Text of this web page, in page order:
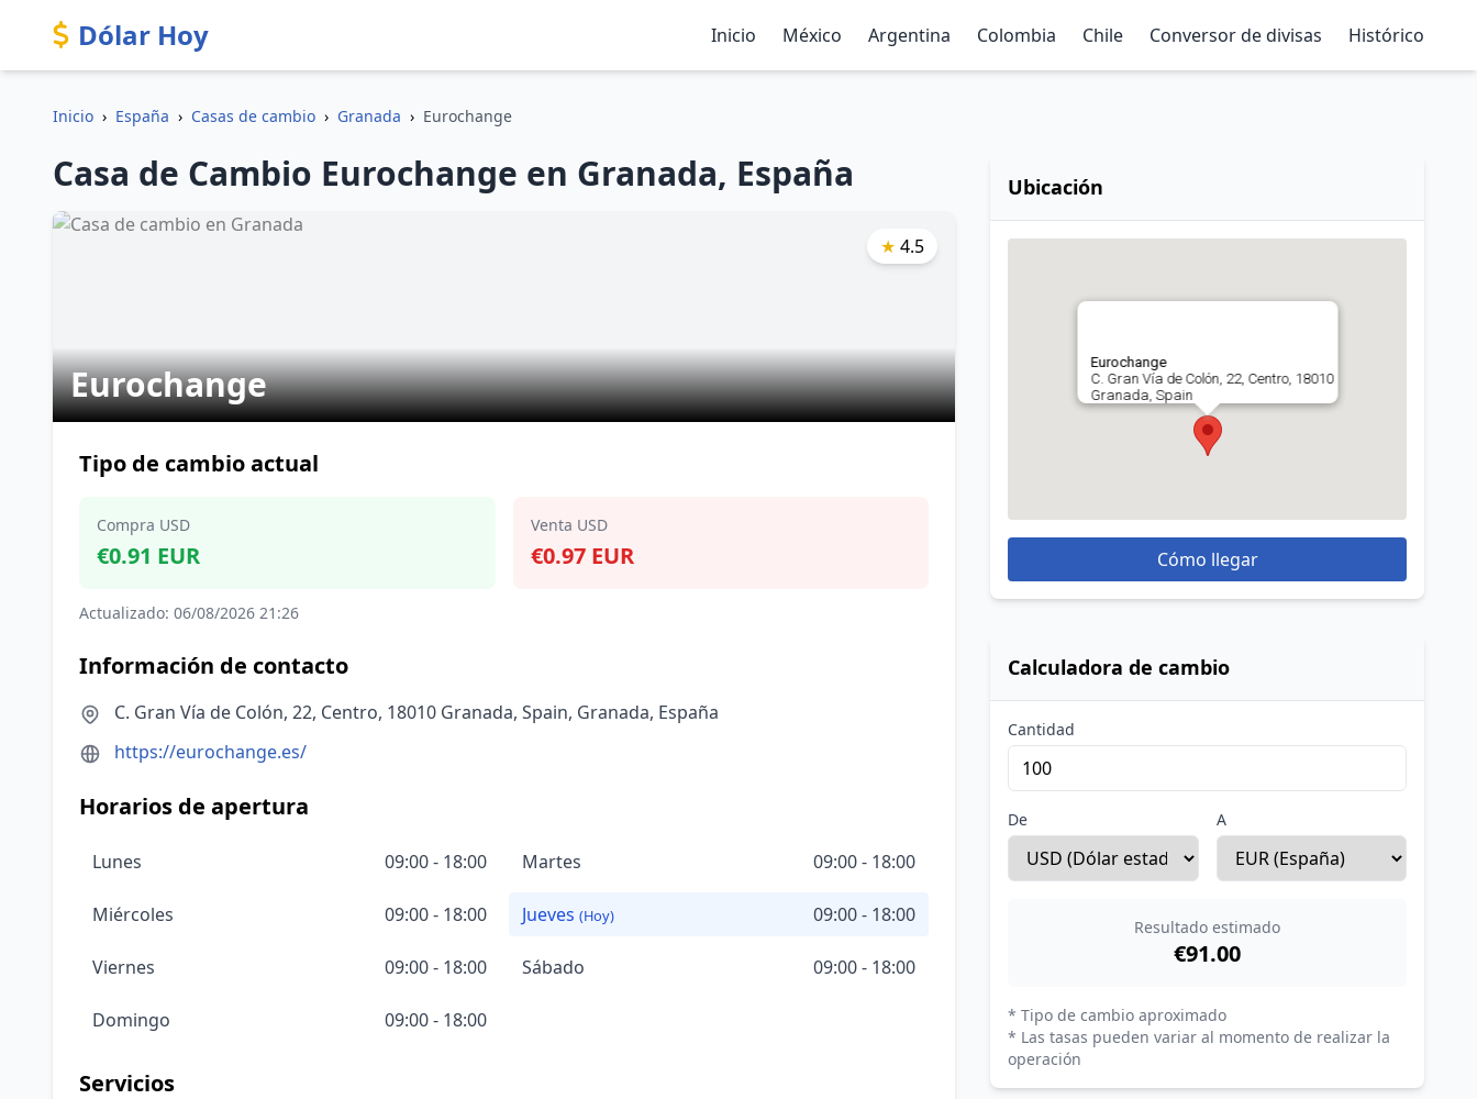
Dólar Hoy Inicio México Argentina Colombia Chile Conversor de divisas Histórico
Inicio › España › Casas de cambio › Granada › Eurochange
Casa de Cambio Eurochange en Granada, España
Eurochange
★ 4.5
Tipo de cambio actual
Compra USD
€0.91 EUR
Venta USD
€0.97 EUR
Actualizado: 06/08/2026 21:26
Información de contacto
C. Gran Vía de Colón, 22, Centro, 18010 Granada, Spain, Granada, España
https://eurochange.es/
Horarios de apertura
Lunes 09:00 - 18:00 Martes 09:00 - 18:00
Miércoles 09:00 - 18:00 Jueves (Hoy) 09:00 - 18:00
Viernes 09:00 - 18:00 Sábado 09:00 - 18:00
Domingo 09:00 - 18:00
Servicios
Ubicación
Eurochange
C. Gran Vía de Colón, 22, Centro, 18010
Granada, Spain
Cómo llegar
Calculadora de cambio
Cantidad
De A
Resultado estimado
€91.00
* Tipo de cambio aproximado
* Las tasas pueden variar al momento de realizar la
operación